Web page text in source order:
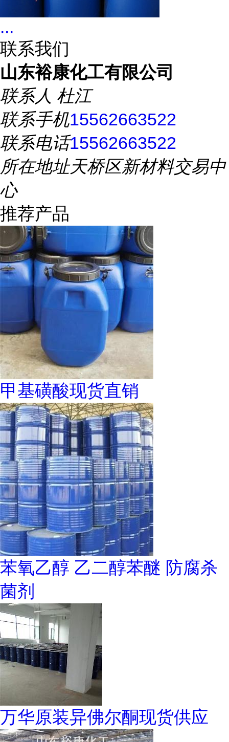
...
联系我们
山东裕康化工有限公司
联系人 杜江
联系手机15562663522
联系电话15562663522
所在地址天桥区新材料交易中
心
推荐产品
甲基磺酸现货直销
苯氧乙醇 乙二醇苯醚 防腐杀
菌剂
万华原装异佛尔酮现货供应